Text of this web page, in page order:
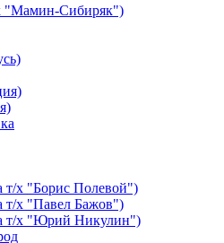
"Мамин-Сибиряк")
т/х "Борис Полевой")
т/х "Павел Бажов")
т/х "Юрий Никулин")